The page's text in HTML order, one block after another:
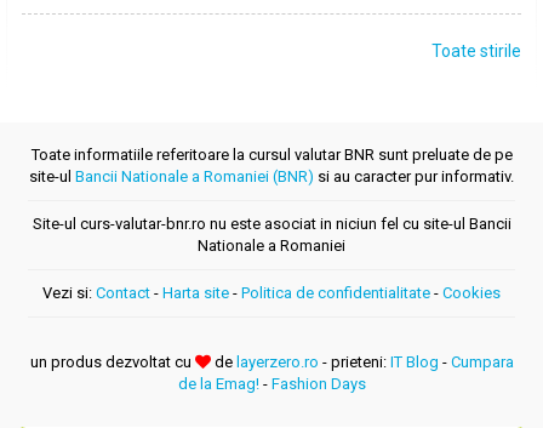
Toate stirile
Toate informatiile referitoare la cursul valutar BNR sunt preluate de pe
site-ul Bancii Nationale a Romaniei (BNR) si au caracter pur informativ.
Site-ul curs-valutar-bnr.ro nu este asociat in niciun fel cu site-ul Bancii
Nationale a Romaniei
Vezi si: Contact - Harta site - Politica de confidentialitate - Cookies
un produs dezvoltat cu de layerzero.ro - prieteni: IT Blog - Cumpara
de la Emag!- Fashion Days